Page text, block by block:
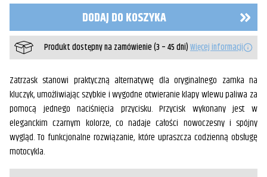
Harley
DODAJ DO KOSZYKA
Produkt dostępny na zamówienie (3 – 45 dni)Więcej informacji
Zatrzask stanowi praktyczną alternatywę dla oryginalnego zamka na
kluczyk, umożliwiając szybkie i wygodne otwieranie klapy wlewu paliwa za
pomocą jednego naciśnięcia przycisku. Przycisk wykonany jest w
eleganckim czarnym kolorze, co nadaje całości nowoczesny i spójny
wygląd. To funkcjonalne rozwiązanie, które upraszcza codzienną obsługę
motocykla.